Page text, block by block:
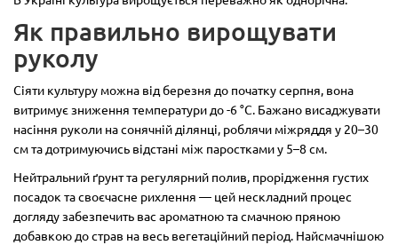
Як правильно вирощувати
руколу
Сіяти культуру можна від березня до початку серпня, вона
витримує зниження температури до -6 °С. Бажано висаджувати
насіння руколи на сонячній ділянці, роблячи міжряддя у 20–30
см та дотримуючись відстані між паростками у 5–8 см.
Нейтральний ґрунт та регулярний полив, прорідження густих
посадок та своєчасне рихлення — цей нескладний процес
догляду забезпечить вас ароматною та смачною пряною
добавкою до страв на весь вегетаційний період. Найсмачнішою